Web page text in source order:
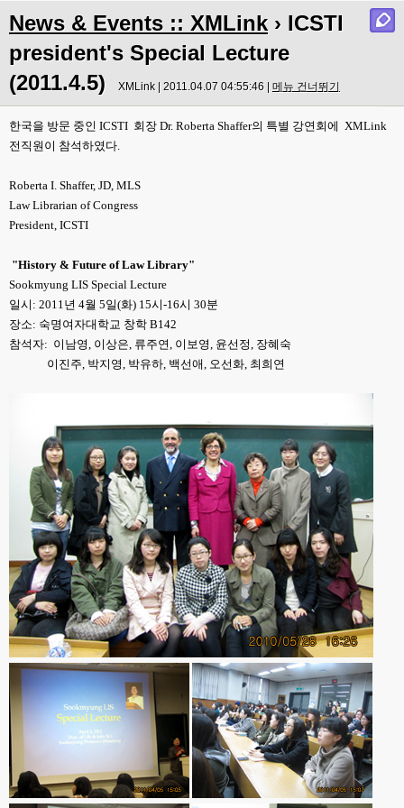
News & Events :: XMLink › ICSTI
president's Special Lecture
(2011.4.5)
XMLink | 2011.04.07 04:55:46 | 메뉴 건너뛰기
한국을 방문 중인 ICSTI 회장 Dr. Roberta Shaffer의 특별 강연회에 XMLink
전직원이 참석하였다.
Roberta I. Shaffer, JD, MLS
Law Librarian of Congress
President, ICSTI
"History & Future of Law Library"
Sookmyung LIS Special Lecture
일시: 2011년 4월 5일(화) 15시-16시 30분
장소: 숙명여자대학교 창학 B142
참석자: 이남영, 이상은, 류주연, 이보영, 윤선정, 장혜숙
이진주, 박지영, 박유하, 백선애, 오선화, 최희연